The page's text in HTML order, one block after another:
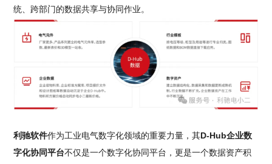
统、跨部门的数据共享与协同作业。
利驰软件作为工业电气数字化领域的重要力量，其D-Hub企业数
字化协同平台不仅是一个数字化协同平台，更是一个数据资产积